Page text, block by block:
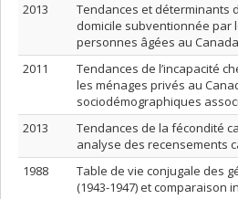
2013
Tendances et déterminants
domicile subventionnée par
personnes âgées au
2011
Tendances de l’incapacité
les ménages privés au
sociodémographiques
2013
Tendances de la fécondité
analyse des recensements
1988
Table de vie conjugale des
(1943-1947) et comparaison